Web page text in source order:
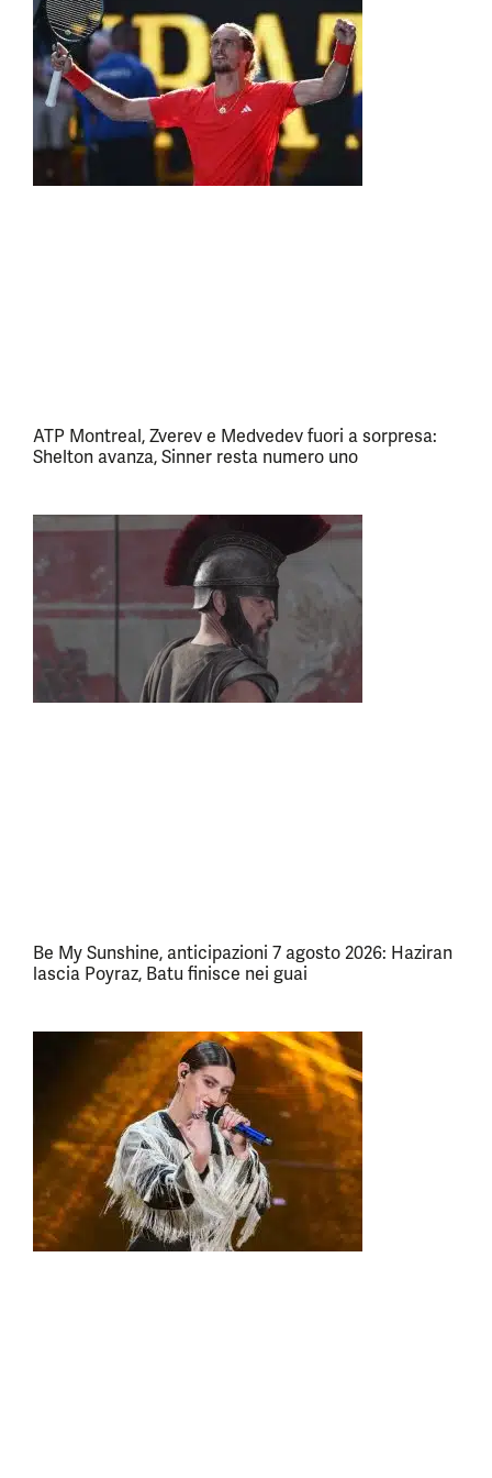
ATP Montreal, Zverev e Medvedev fuori a sorpresa:
Shelton avanza, Sinner resta numero uno
Be My Sunshine, anticipazioni 7 agosto 2026: Haziran
lascia Poyraz, Batu finisce nei guai